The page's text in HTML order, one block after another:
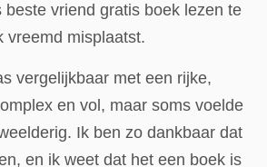
beste vriend gratis boek lezen te
vreemd misplaatst.
vergelijkbaar met een rijke,
en vol, maar soms voelde
Ik ben zo dankbaar dat
en ik weet dat het een boek is